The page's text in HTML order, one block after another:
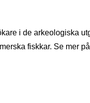
i de arkeologiska
fiskkar. Se mer